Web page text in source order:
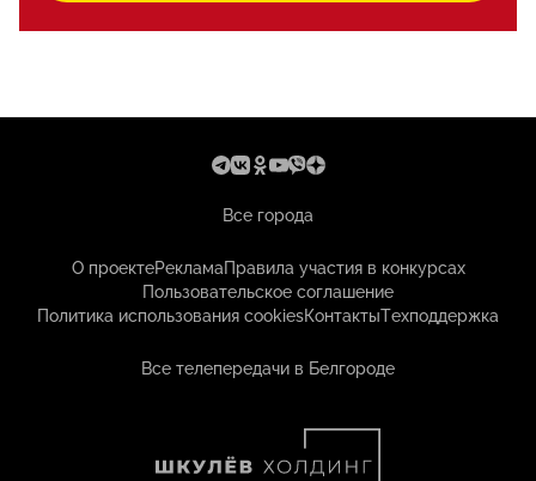
Все города
О проектеРекламаПравила участия в конкурсах
Пользовательское соглашение
Политика использования cookiesКонтактыТехподдержка
Все телепередачи в Белгороде